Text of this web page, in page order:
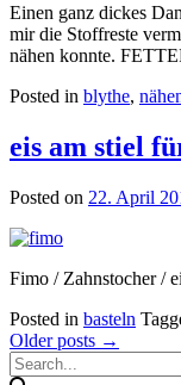
Einen ganz dickes
mir die Stoffreste
nähen konnte.
Posted in blythe,
eis am stiel
Posted on 22. April
Fimo / Zahnstocher /
Posted in basteln
Posts
navigation
Older posts →